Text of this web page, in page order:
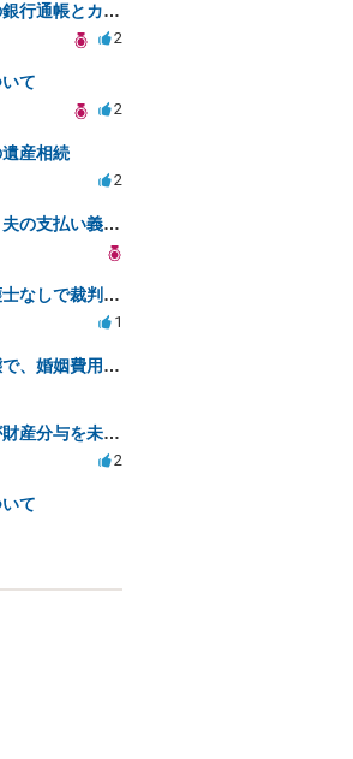
離婚後の元配偶者名義の銀行通帳とカードの処分方法について
2
て
2
産相続
2
義母からの借地料請求と夫の支払い義務について相談
離婚調停不成立後、弁護士なしで裁判を進める方法は？
1
相手が退職している状態で、婚姻費用分担請求は可能でしょうか？
法テラス経由の弁護士が財産分与を未解決のまま放置
2
て